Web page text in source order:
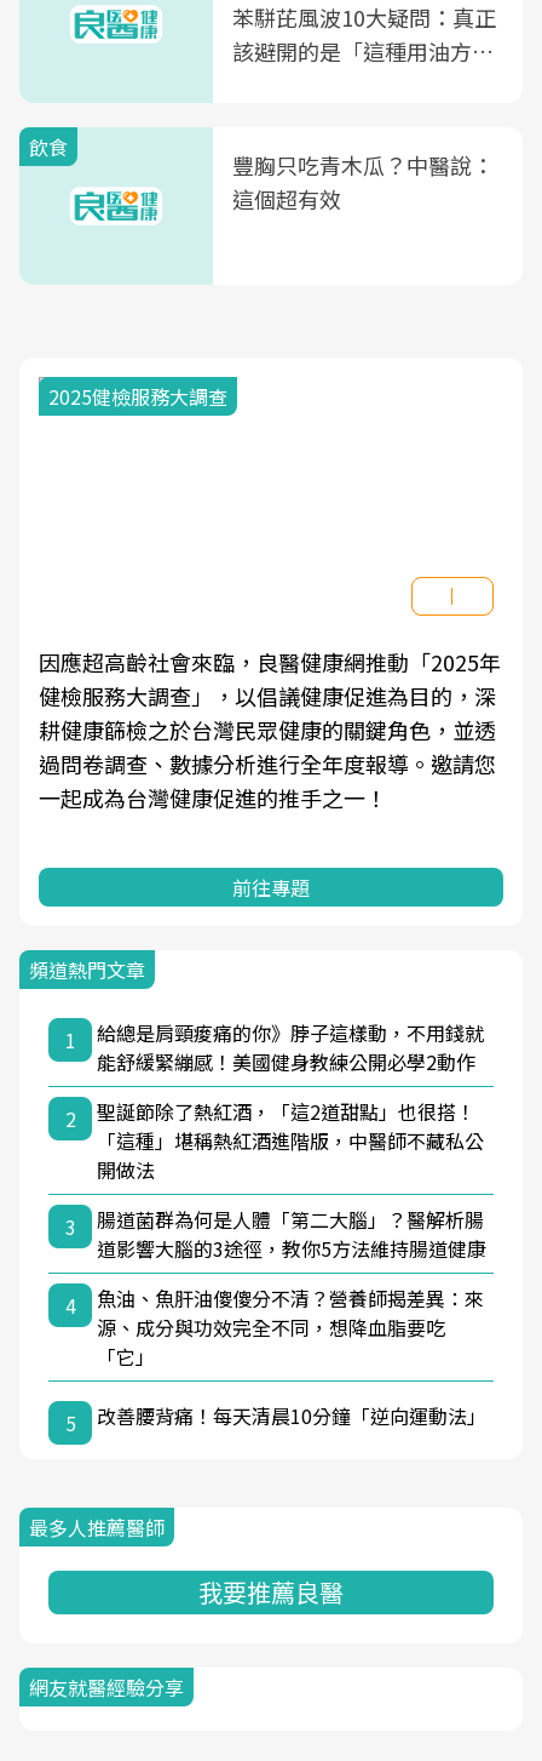
苯駢芘風波10大疑問：真正
該避開的是「這種用油方
飲食
豐胸只吃青木瓜？中醫說：
這個超有效
2025健檢服務大調查
因應超高齡社會來臨，良醫健康網推動「2025年
健檢服務大調查」，以倡議健康促進為目的，深
耕健康篩檢之於台灣民眾健康的關鍵角色，並透
過問卷調查、數據分析進行全年度報導。邀請您
一起成為台灣健康促進的推手之一！
前往專題
頻道熱門文章
1
給總是肩頸痠痛的你》脖子這樣動，不用錢就
能舒緩緊繃感！美國健身教練公開必學2動作
2
聖誕節除了熱紅酒，「這2道甜點」也很搭！
「這種」堪稱熱紅酒進階版，中醫師不藏私公
開做法
3
腸道菌群為何是人體「第二大腦」？醫解析腸
道影響大腦的3途徑，教你5方法維持腸道健康
4
魚油、魚肝油傻傻分不清？營養師揭差異：來
源、成分與功效完全不同，想降血脂要吃
「它」
5 改善腰背痛！每天清晨10分鐘「逆向運動法」
最多人推薦醫師
我要推薦良醫
網友就醫經驗分享